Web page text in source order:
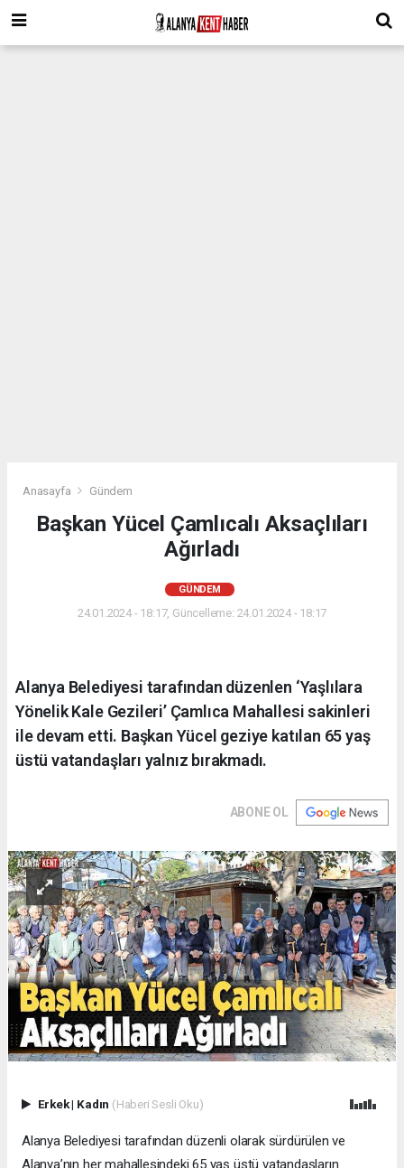
Anasayfa Gündem
Başkan Yücel Çamlıcalı Aksaçlıları
Ağırladı
GÜNDEM
24.01.2024 - 18:17, Güncelleme: 24.01.2024 - 18:17
Alanya Belediyesi tarafından düzenlen ‘Yaşlılara
Yönelik Kale Gezileri’ Çamlıca Mahallesi sakinleri
ile devam etti. Başkan Yücel geziye katılan 65 yaş
üstü vatandaşları yalnız bırakmadı.
ABONE OL
Erkek| Kadın (Haberi Sesli Oku)
Alanya Belediyesi tarafından düzenli olarak sürdürülen ve
Alanya’nın her mahallesindeki 65 yaş üstü vatandaşların